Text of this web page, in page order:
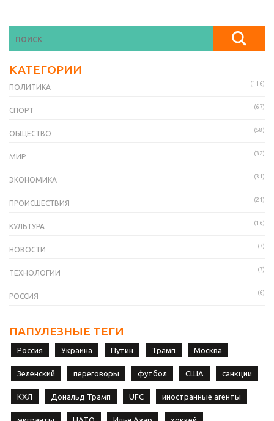
КАТЕГОРИИ
ПОЛИТИКА (116)
СПОРТ (67)
ОБЩЕСТВО (58)
МИР (32)
ЭКОНОМИКА (31)
ПРОИСШЕСТВИЯ (21)
КУЛЬТУРА (16)
НОВОСТИ (7)
ТЕХНОЛОГИИ (7)
РОССИЯ (6)
ПАПУЛЕЗНЫЕ ТЕГИ
Россия Украина Путин Трамп Москва
Зеленский переговоры футбол США санкции
КХЛ Дональд Трамп UFC иностранные агенты